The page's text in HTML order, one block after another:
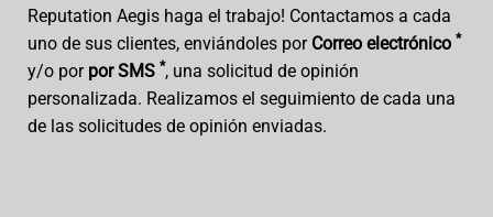
Reputation Aegis haga el trabajo! Contactamos a cada
uno de sus clientes, enviándoles por Correo electrónico *
y/o por por SMS *, una solicitud de opinión
personalizada. Realizamos el seguimiento de cada una
de las solicitudes de opinión enviadas.